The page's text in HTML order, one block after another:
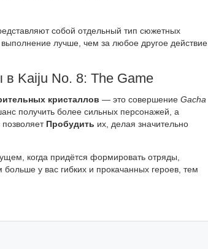
собой отдельный тип сюжетных
лучше, чем за любое другое действие
Kaiju No. 8: The Game
кристаллов — это совершение Gacha
получить более сильных персонажей, а
Пробудить их, делая значительно
когда придётся формировать отряды,
у вас гибких и прокачанных героев, тем